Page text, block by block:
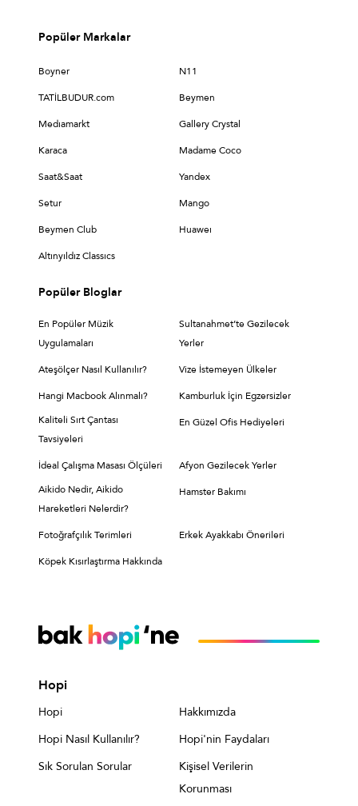
Popüler Markalar
Boyner N11
TATİLBUDUR.com Beymen
Medıamarkt Gallery Crystal
Karaca Madame Coco
Saat&Saat Yandex
Setur Mango
Beymen Club Huaweı
Altınyıldız Classıcs
Popüler Bloglar
En Popüler Müzik
Uygulamaları
Sultanahmet’te Gezilecek
Yerler
Ateşölçer Nasıl Kullanılır? Vize İstemeyen Ülkeler
Hangi Macbook Alınmalı?
Kamburluk İçin Egzersizler
Kaliteli Sırt Çantası
Tavsiyeleri
En Güzel Ofis Hediyeleri
İdeal Çalışma Masası Ölçüleri
Afyon Gezilecek Yerler
Aikido Nedir, Aikido
Hareketleri Nelerdir?
Hamster Bakımı
Fotoğrafçılık Terimleri Erkek Ayakkabı Önerileri
Köpek Kısırlaştırma Hakkında
Hopi
Hopi
Hakkımızda
Hopi Nasıl Kullanılır?
Hopi'nin Faydaları
Sık Sorulan Sorular
Kişisel Verilerin
Korunması